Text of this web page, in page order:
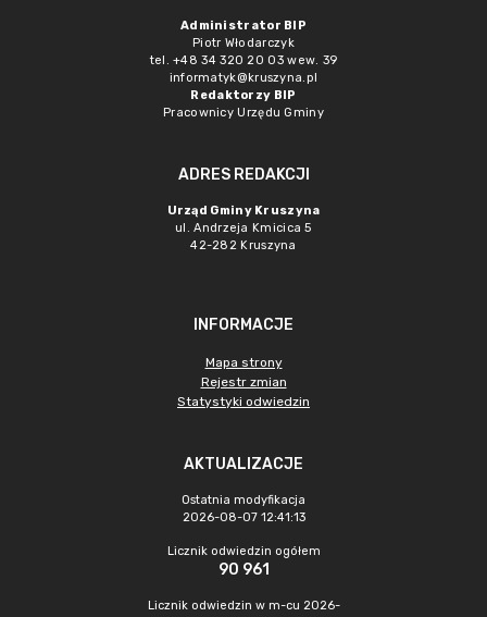
Administrator BIP
Piotr Włodarczyk
tel. +48 34 320 20 03 wew. 39
informatyk@kruszyna.pl
Redaktorzy BIP
Pracownicy Urzędu Gminy
ADRES REDAKCJI
Urząd Gminy Kruszyna
ul. Andrzeja Kmicica 5
42-282 Kruszyna
INFORMACJE
Mapa strony
Rejestr zmian
Statystyki odwiedzin
AKTUALIZACJE
Ostatnia modyfikacja
2026-08-07 12:41:13
Licznik odwiedzin ogółem
90 961
Licznik odwiedzin w m-cu 2026-